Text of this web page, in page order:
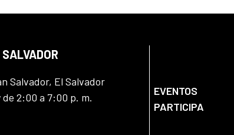
Salvador, El Salvador
2:00 a 7:00 p. m.
EVENTOS
PARTICIPA